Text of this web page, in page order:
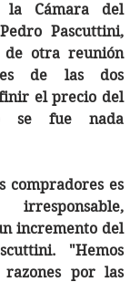
la Cámara del
Pascuttini,
de otra reunión
de las dos
el precio del
se fue nada
compradores es
incremento del
"Hemos
razones por las